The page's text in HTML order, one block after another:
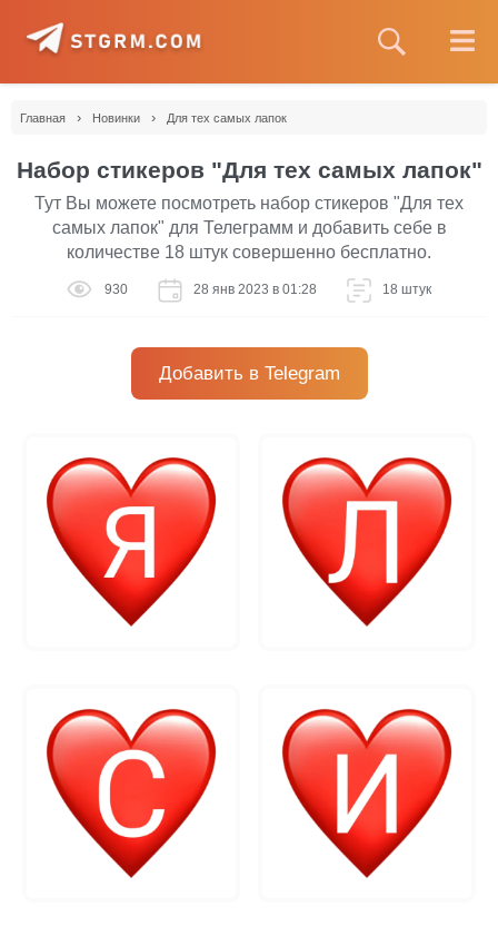
Главная › Новинки › Для тех самых лапок
Набор стикеров "Для тех самых лапок"
Тут Вы можете посмотреть набор стикеров "Для тех
самых лапок" для Телеграмм и добавить себе в
количестве 18 штук совершенно бесплатно.
930 28 янв 2023 в 01:28 18 штук
Добавить в Telegram